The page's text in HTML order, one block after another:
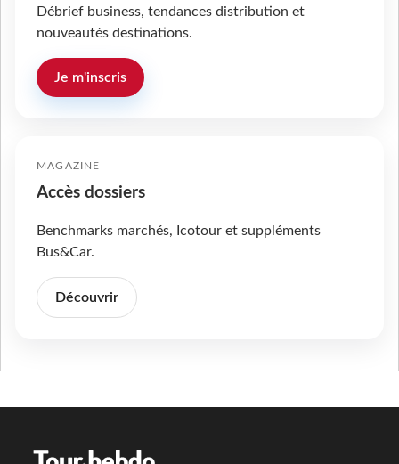
Débrief business, tendances distribution et
nouveautés destinations.
Je m'inscris
MAGAZINE
Accès dossiers
Benchmarks marchés, Icotour et suppléments
Bus&Car.
Découvrir